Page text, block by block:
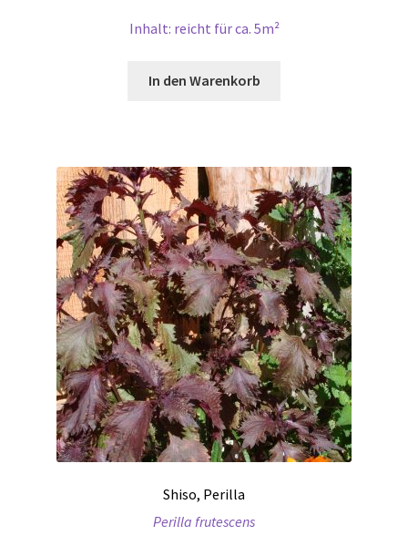
Inhalt: reicht für ca. 5m²
In den Warenkorb
Shiso, Perilla
Perilla frutescens